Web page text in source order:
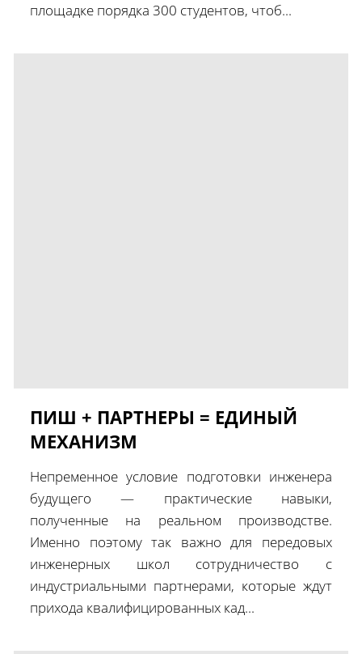
площадке порядка 300 студентов, чтоб...
ПИШ + ПАРТНЕРЫ = ЕДИНЫЙ
МЕХАНИЗМ
Непременное условие подготовки инженера
будущего — практические навыки,
полученные на реальном производстве.
Именно поэтому так важно для передовых
инженерных школ сотрудничество с
индустриальными партнерами, которые ждут
прихода квалифицированных кад...